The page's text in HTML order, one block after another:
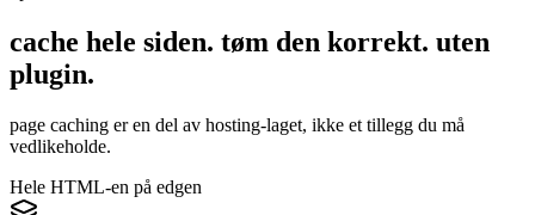
cache hele siden. tøm den korrekt. uten
plugin.
page caching er en del av hosting-laget, ikke et tillegg du må
vedlikeholde.
Hele HTML-en på edgen